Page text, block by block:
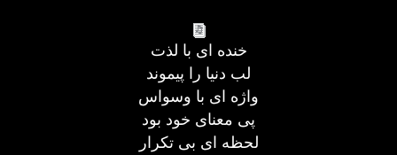
خنده ای با لذت
لب دنیا را پیموند
واژه ای با وسواس
پی معنای خود بود
لحظه ای بی تکرار